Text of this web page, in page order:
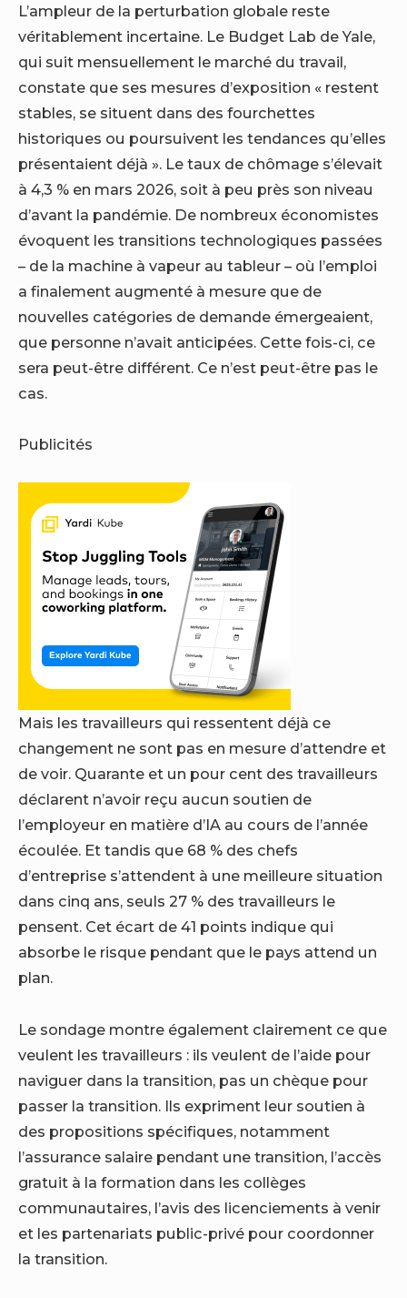
L’ampleur de la perturbation globale reste
véritablement incertaine. Le Budget Lab de Yale,
qui suit mensuellement le marché du travail,
constate que ses mesures d’exposition « restent
stables, se situent dans des fourchettes
historiques ou poursuivent les tendances qu’elles
présentaient déjà ». Le taux de chômage s’élevait
à 4,3 % en mars 2026, soit à peu près son niveau
d’avant la pandémie. De nombreux économistes
évoquent les transitions technologiques passées
– de la machine à vapeur au tableur – où l’emploi
a finalement augmenté à mesure que de
nouvelles catégories de demande émergeaient,
que personne n’avait anticipées. Cette fois-ci, ce
sera peut-être différent. Ce n’est peut-être pas le
cas.
Publicités
Mais les travailleurs qui ressentent déjà ce
changement ne sont pas en mesure d’attendre et
de voir. Quarante et un pour cent des travailleurs
déclarent n’avoir reçu aucun soutien de
l’employeur en matière d’IA au cours de l’année
écoulée. Et tandis que 68 % des chefs
d’entreprise s’attendent à une meilleure situation
dans cinq ans, seuls 27 % des travailleurs le
pensent. Cet écart de 41 points indique qui
absorbe le risque pendant que le pays attend un
plan.
Le sondage montre également clairement ce que
veulent les travailleurs : ils veulent de l’aide pour
naviguer dans la transition, pas un chèque pour
passer la transition. Ils expriment leur soutien à
des propositions spécifiques, notamment
l’assurance salaire pendant une transition, l’accès
gratuit à la formation dans les collèges
communautaires, l’avis des licenciements à venir
et les partenariats public-privé pour coordonner
la transition.